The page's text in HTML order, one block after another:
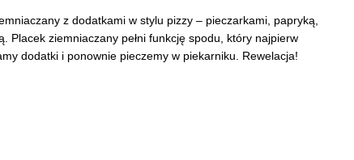
z dodatkami w stylu pizzy – pieczarkami, papryką,
Placek ziemniaczany pełni funkcję spodu, który najpierw
dodatki i ponownie pieczemy w piekarniku. Rewelacja!